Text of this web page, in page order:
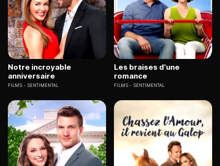
Notre incroyable
anniversaire
FILMS SENTIMENTAL
Les braises d'une
romance
FILMS SENTIMENTAL